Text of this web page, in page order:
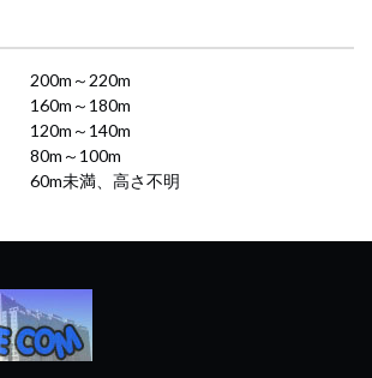
200m～220m
160m～180m
120m～140m
80m～100m
60m未満、高さ不明